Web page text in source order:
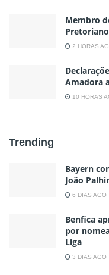
Membro
2 HORAS
Amadora
10 HORAS
Trending
Bayern
João
6 DIAS AGO
Benfica
por
Liga
3 DIAS AGO